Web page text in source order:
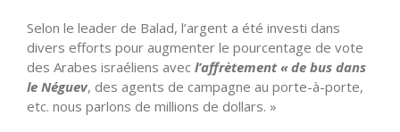
Selon le leader de Balad, l’argent a été investi dans
divers efforts pour augmenter le pourcentage de vote
des Arabes israéliens avec l’affrètement« de bus dans
le Néguev, des agents de campagne au porte-à-porte,
etc. nous parlons de millions de dollars. »